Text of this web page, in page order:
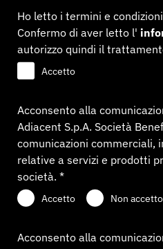
Ho letto i termini e
Confermo di aver letto l'
autorizzo quindi il
Accetto
Acconsento alla
Adiacent S.p.A. Società
comunicazioni commerciali,
relative a servizi e prodotti
società. *
Accetto Non accetto
Acconsento alla